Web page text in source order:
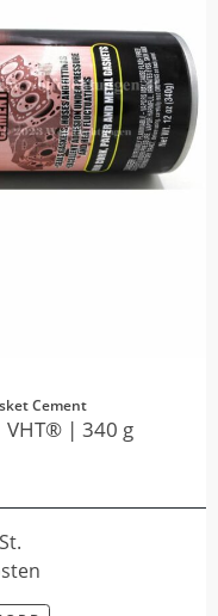
Cement
VHT® | 340 g